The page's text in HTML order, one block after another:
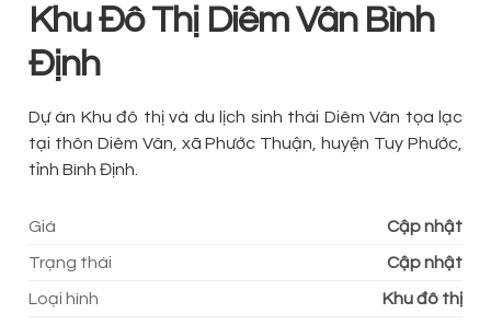
Khu Đô Thị Diêm Vân Bình
Định
Dự án Khu đô thị và du lịch sinh thái Diêm Vân tọa lạc
tại thôn Diêm Vân, xã Phước Thuận, huyện Tuy Phước,
tỉnh Bình Định.
Giá Cập nhật
Trạng thái Cập nhật
Loại hình Khu đô thị